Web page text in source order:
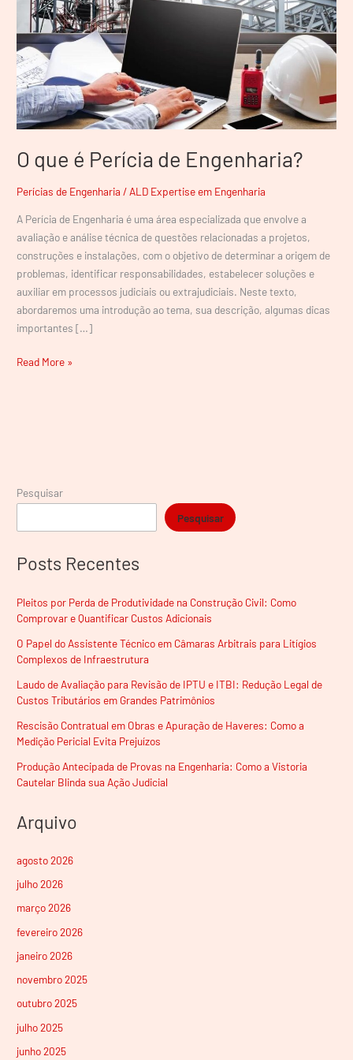
O que é Perícia de Engenharia?
Perícias de Engenharia / ALD Expertise em Engenharia
A Perícia de Engenharia é uma área especializada que envolve a
avaliação e análise técnica de questões relacionadas a projetos,
construções e instalações, com o objetivo de determinar a origem de
problemas, identificar responsabilidades, estabelecer soluções e
auxiliar em processos judiciais ou extrajudiciais. Neste texto,
abordaremos uma introdução ao tema, sua descrição, algumas dicas
importantes […]
Read More »
Pesquisar
Pesquisar
Posts Recentes
Pleitos por Perda de Produtividade na Construção Civil: Como
Comprovar e Quantificar Custos Adicionais
O Papel do Assistente Técnico em Câmaras Arbitrais para Litígios
Complexos de Infraestrutura
Laudo de Avaliação para Revisão de IPTU e ITBI: Redução Legal de
Custos Tributários em Grandes Patrimônios
Rescisão Contratual em Obras e Apuração de Haveres: Como a
Medição Pericial Evita Prejuízos
Produção Antecipada de Provas na Engenharia: Como a Vistoria
Cautelar Blinda sua Ação Judicial
Arquivo
agosto 2026
julho 2026
março 2026
fevereiro 2026
janeiro 2026
novembro 2025
outubro 2025
julho 2025
junho 2025